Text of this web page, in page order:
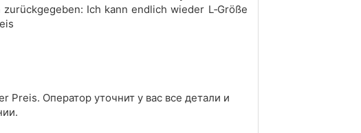
Ich kann endlich wieder L‑Größe
Preis. Оператор уточнит у вас все детали и